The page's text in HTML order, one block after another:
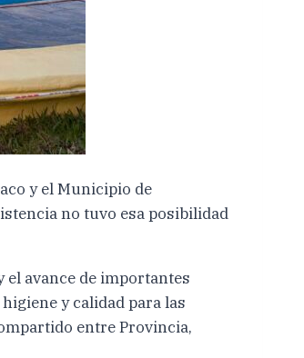
y el Municipio de
no tuvo esa posibilidad
avance de importantes
y calidad para las
entre Provincia,